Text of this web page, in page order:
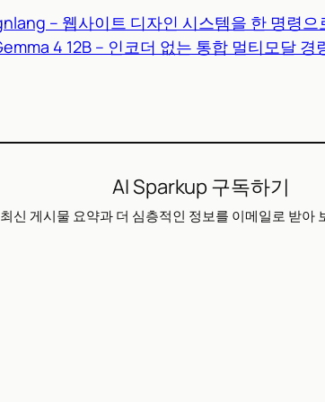
– 웹사이트 디자인 시스템을 한 명령으
4 12B – 인코더 없는 통합 멀티모달 경
AI Sparkup 구독하기
최신 게시물 요약과 더 심층적인 정보를 이메일로 받아